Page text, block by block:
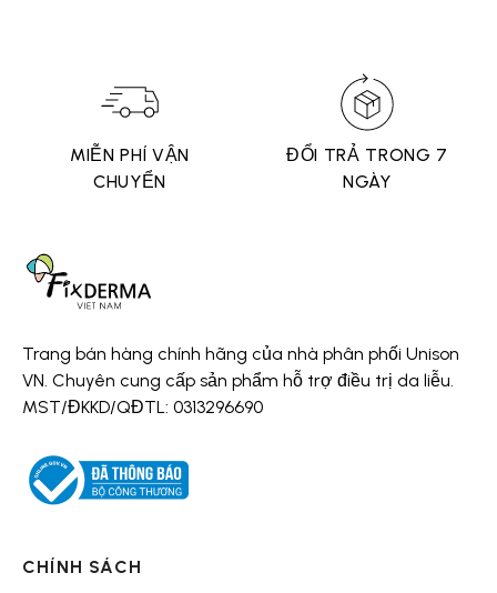
MIỄN PHÍ VẬN
CHUYỂN
ĐỔI TRẢ TRONG 7
NGÀY
Trang bán hàng chính hãng của nhà phân phối Unison
VN. Chuyên cung cấp sản phẩm hỗ trợ điều trị da liễu.
MST/ĐKKD/QĐTL: 0313296690
CHÍNH SÁCH